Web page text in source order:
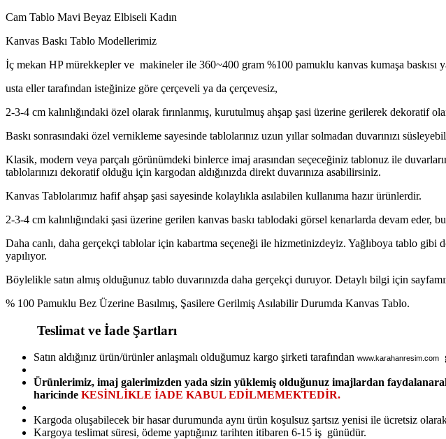
Cam Tablo Mavi Beyaz Elbiseli Kadın
Kanvas Baskı Tablo Modellerimiz
İç mekan HP mürekkepler ve makineler ile 360~400 gram %100 pamuklu kanvas kumaşa baskısı
usta eller tarafından isteğinize göre çerçeveli ya da çerçevesiz,
2-3-4 cm kalınlığındaki özel olarak fırınlanmış, kurutulmuş ahşap şasi üzerine gerilerek dekoratif
Baskı sonrasındaki özel vernikleme sayesinde tablolarınız uzun yıllar solmadan duvarınızı
Klasik, modern veya parçalı görünümdeki binlerce imaj arasından seçeceğiniz tablonuz ile
tablolarınızı dekoratif olduğu için kargodan aldığınızda direkt duvarınıza asabilirsiniz.
Kanvas Tablolarımız hafif ahşap şasi sayesinde kolaylıkla asılabilen kullanıma hazır ürünlerdir.
2-3-4 cm kalınlığındaki şasi üzerine gerilen kanvas baskı tablodaki görsel kenarlarda devam eder,
Daha canlı, daha gerçekçi tablolar için kabartma seçeneği ile hizmetinizdeyiz. Yağlıboya tablo gibi
yapılıyor.
Böylelikle satın almış olduğunuz tablo duvarınızda daha gerçekçi duruyor. Detaylı bilgi için
% 100 Pamuklu Bez Üzerine Basılmış, Şasilere Gerilmiş Asılabilir Durumda Kanvas Tablo.
Teslimat ve İade Şartları
Satın aldığınız ürün/ürünler anlaşmalı olduğumuz kargo şirketi tarafından www.karahanresim.com
Ürünlerimiz, imaj galerimizden yada sizin yüklemiş olduğunuz imajlardan
haricinde KESİNLİKLE İADE KABUL EDİLMEMEKTEDİR.
Kargoda oluşabilecek bir hasar durumunda aynı ürün koşulsuz şartsız yenisi ile ücretsiz
Kargoya teslimat süresi, ödeme yaptığınız tarihten itibaren 6-15 iş günüdür.